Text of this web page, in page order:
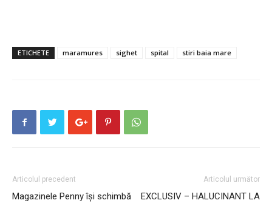
ETICHETE maramures sighet spital stiri baia mare
Articolul precedent
Magazinele Penny își schimbă
Articolul următor
EXCLUSIV – HALUCINANT LA